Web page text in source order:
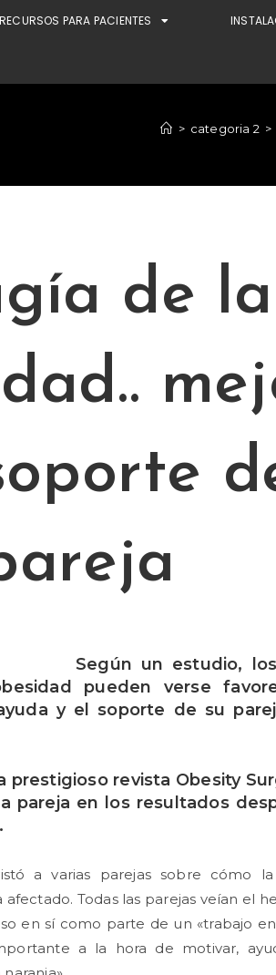
RECURSOS PARA PACIENTES
> categoria 2 >
de la
Según un estudio,
pueden verse
y el soporte de su
prestigioso revista Obesity
pareja en los resultados
a varias parejas sobre cómo
Todas las parejas veían el
en sí como parte de un «trabajo
a la hora de motivar,